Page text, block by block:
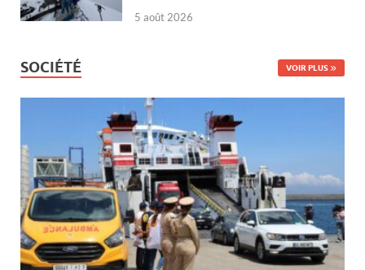
5 août 2026
SOCIÉTÉ VOIR PLUS